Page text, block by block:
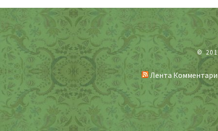
©
Лента